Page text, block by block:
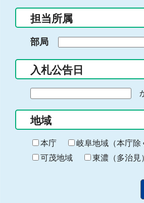
ー
入
力
担当所属
部局
入札公告日
の
始
ま
り
地域
本庁 岐阜地域（本庁除
可茂地域
東濃（多治見